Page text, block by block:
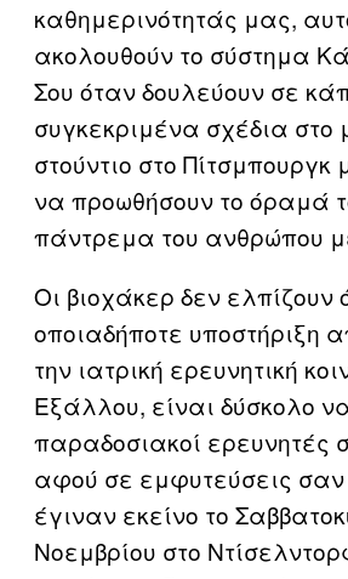
καθημερινότητάς μας,
ακολουθούν το σύστημα
Σου όταν δουλεύουν σε
συγκεκριμένα σχέδια στο
στούντιο στο Πίτσμπουργκ
να προωθήσουν το όραμά
πάντρεμα του ανθρώπου
Οι βιοχάκερ δεν ελπίζουν
οποιαδήποτε υποστήριξη
την ιατρική ερευνητική
Εξάλλου, είναι δύσκολο
παραδοσιακοί ερευνητές
αφού σε εμφυτεύσεις
έγιναν εκείνο το
Νοεμβρίου στο